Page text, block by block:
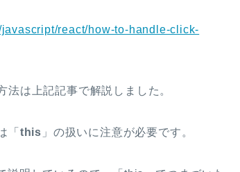
react/how-to-handle-click-
は上記記事で解説しました。
「 this 」の扱いに注意が必要です。